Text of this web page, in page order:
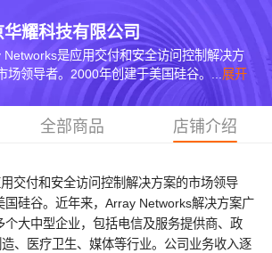
华耀科技有限公司
Networks是应用交付和安全访问控制解决方
场领导者。2000年创建于美国硅谷。... 展开
全部商品 店铺介绍
交付和安全访问控制解决方案的市场领导
国硅谷。近年来，Array Networks解决方案广
个大中型企业，包括电信及服务提供商、政
、医疗卫生、媒体等行业。公司业务收入逐